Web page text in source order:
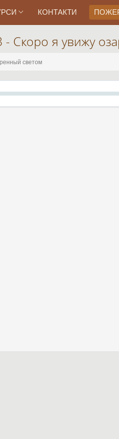
КОНТАКТИ
Скоро я увижу
светом
Seek